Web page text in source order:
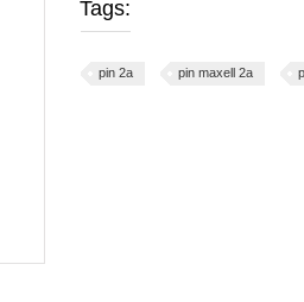
Tags:
pin 2a pin maxell 2a